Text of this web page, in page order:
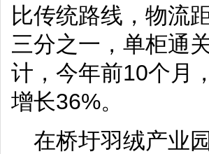
比传统路线，物流
三分之一，单柜通
计，今年前10个月
增长36%。
在桥圩羽绒产业